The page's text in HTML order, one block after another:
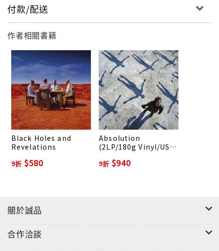
付款/配送
作者相關書籍
Black Holes and
Revelations
9折 $580
Absolution
(2LP/180g Vinyl/US
9折 $940
關於誠品
合作洽談